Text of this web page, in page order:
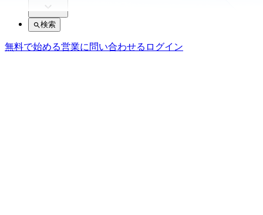
検索
無料で始める営業に問い合わせる ログイン